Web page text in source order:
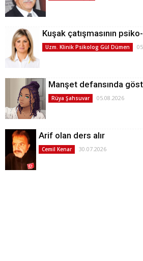
Kuşak çatışmasının
Uzm. Klinik Psikolog Gül Dümen
Manşet defansında
Rüya Şahsuvar 05.08.2026
Arif olan ders alır
Cemil Kenar 30.07.2026